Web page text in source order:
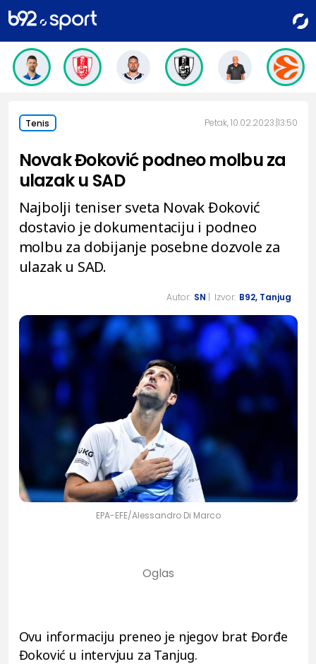
Tenis Petak, 10.02.2023. 13:50
Novak Đoković podneo molbu za
ulazak u SAD
Najbolji teniser sveta Novak Đoković
dostavio je dokumentaciju i podneo
molbu za dobijanje posebne dozvole za
ulazak u SAD.
Autor: SN | Izvor: B92, Tanjug
EPA-EFE/Alessandro Di Marco
Ovu informaciju preneo je njegov brat Đorđe
Đoković u intervjuu za Tanjug.